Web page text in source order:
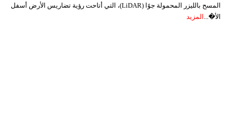
المسح بالليزر المحمولة جوًا (LiDAR)، التي أتاحت رؤية تضاريس الأرض أسفل
الأ�... المزيد